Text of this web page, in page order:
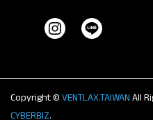
Copyright © VENTLAX.TAIWAN All
CYBERBIZ.